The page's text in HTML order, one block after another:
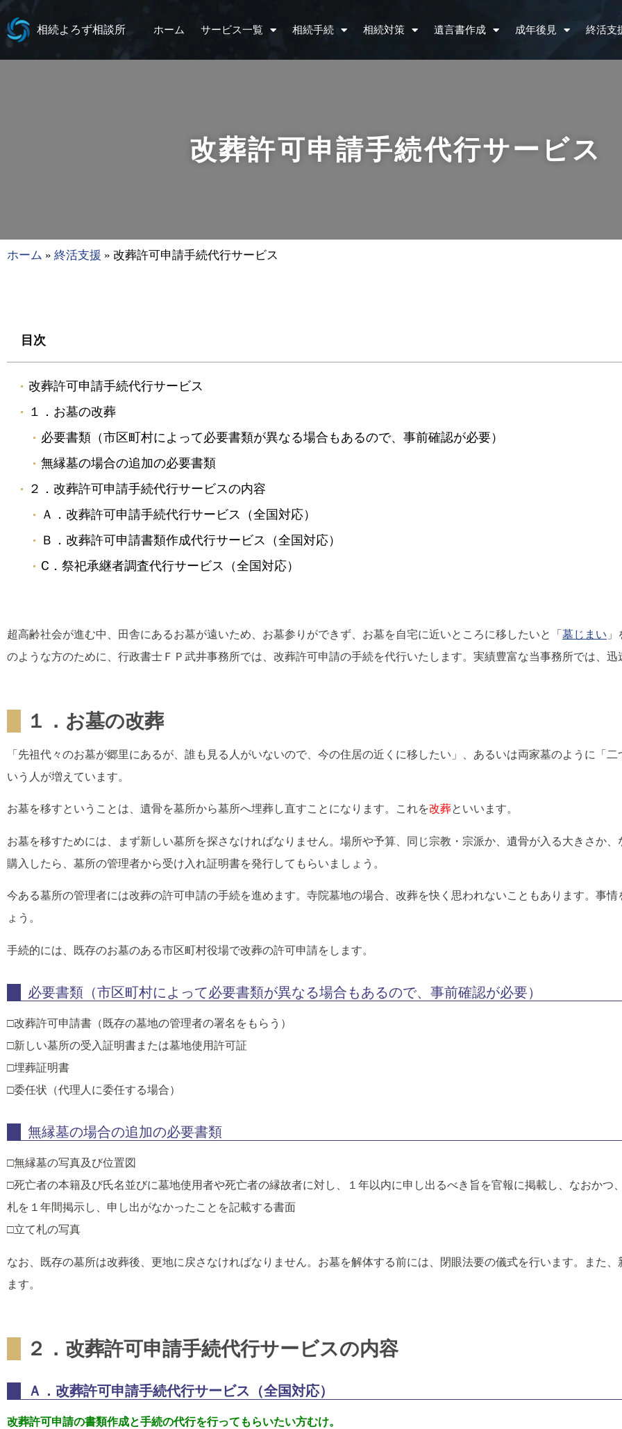
相続よろず相談所 ホーム サービス一覧 相続手続 相続対策 遺言書作成 成年後見 終活支
改葬許可申請手続代行サービス
ホーム » 終活支援 » 改葬許可申請手続代行サービス
目次
改葬許可申請手続代行サービス
１．お墓の改葬
必要書類（市区町村によって必要書類が異なる場合もあるので、事前確認が必要）
無縁墓の場合の追加の必要書類
２．改葬許可申請手続代行サービスの内容
Ａ．改葬許可申請手続代行サービス（全国対応）
Ｂ．改葬許可申請書類作成代行サービス（全国対応）
C．祭祀承継者調査代行サービス（全国対応）
超高齢社会が進む中、田舎にあるお墓が遠いため、お墓参りができず、お墓を自宅に近いところに移したいと「 墓じまい
のような方のために、行政書士ＦＰ武井事務所では、改葬許可申請の手続を代行いたします。実績豊富な当事務所では、迅
１．お墓の改葬
「先祖代々のお墓が郷里にあるが、誰も見る人がいないので、今の住居の近くに移したい」、あるいは両家墓のように「
いう人が増えています。
お墓を移すということは、遺骨を墓所から墓所へ埋葬し直すことになります。これを改葬といいます。
お墓を移すためには、まず新しい墓所を探さなければなりません。場所や予算、同じ宗教・宗派か、遺骨が入る大きさか
購入したら、墓所の管理者から受け入れ証明書を発行してもらいましょう。
今ある墓所の管理者には改葬の許可申請の手続を進めます。寺院墓地の場合、改葬を快く思われないこともあります。事
ょう。
手続的には、既存のお墓のある市区町村役場で改葬の許可申請をします。
必要書類（市区町村によって必要書類が異なる場合もあるので、事前確認が必要）
□改葬許可申請書（既存の墓地の管理者の署名をもらう）
□新しい墓所の受入証明書または墓地使用許可証
□埋葬証明書
□委任状（代理人に委任する場合）
無縁墓の場合の追加の必要書類
□無縁墓の写真及び位置図
□死亡者の本籍及び氏名並びに墓地使用者や死亡者の縁故者に対し、１年以内に申し出るべき旨を官報に掲載し、なおかつ
札を１年間掲示し、申し出がなかったことを記載する書面
□立て札の写真
なお、既存の墓所は改葬後、更地に戻さなければなりません。お墓を解体する前には、閉眼法要の儀式を行います。また
ます。
２．改葬許可申請手続代行サービスの内容
Ａ．改葬許可申請手続代行サービス （全国対応）
改葬許可申請の書類作成と手続の代行を行ってもらいたい方むけ。